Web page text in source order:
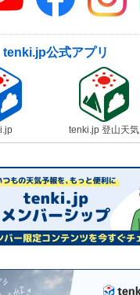
tenki.jp公式アプリ
tenki.jp 登山天気